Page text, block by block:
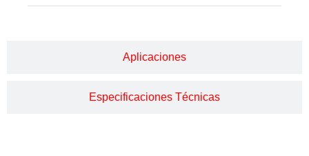
Aplicaciones
Especificaciones Técnicas